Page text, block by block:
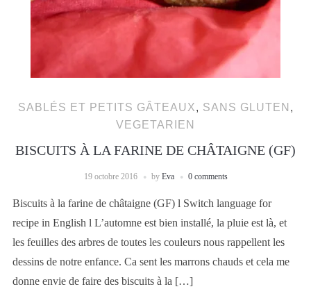
SABLÉS ET PETITS GÂTEAUX, SANS GLUTEN ,
VEGETARIEN
BISCUITS À LA FARINE DE CHÂTAIGNE (GF)
19 octobre 2016 by Eva 0 comments
Biscuits à la farine de châtaigne (GF) l Switch language for
recipe in English l L’automne est bien installé, la pluie est là, et
les feuilles des arbres de toutes les couleurs nous rappellent les
dessins de notre enfance. Ca sent les marrons chauds et cela me
donne envie de faire des biscuits à la […]